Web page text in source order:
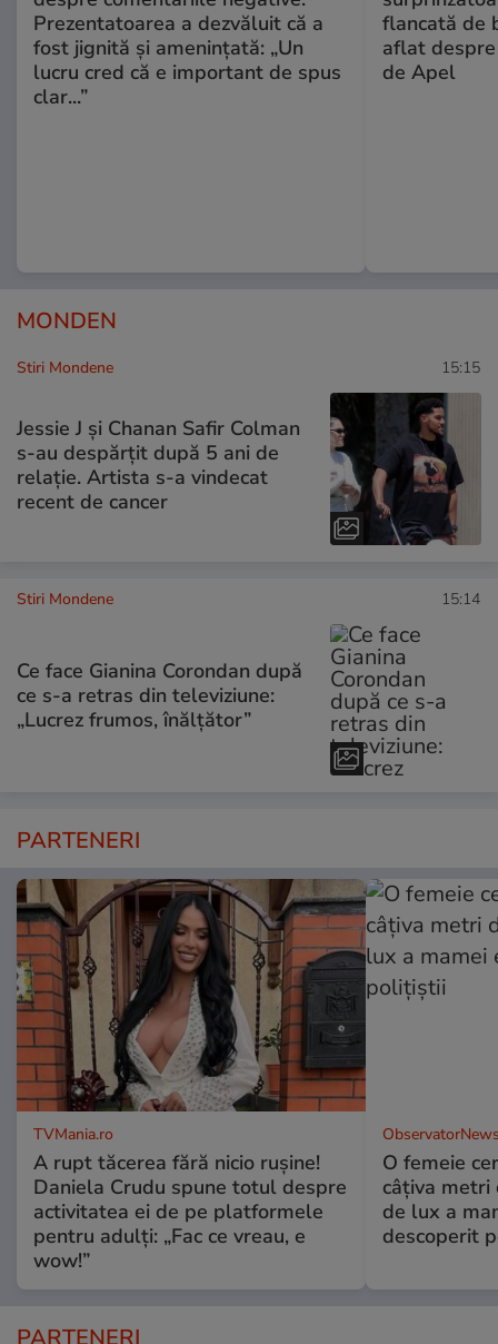
Prezentatoarea a dezvăluit că a
fost jignită și amenințată: „Un
lucru cred că e important de spus
clar...”
flancată de
aflat
de Apel
MONDEN
Stiri Mondene 15:15
Jessie J și Chanan Safir Colman
s-au despărțit după 5 ani de
relație. Artista s-a vindecat
recent de cancer
Stiri Mondene 15:14
Ce face Gianina Corondan după
ce s-a retras din televiziune:
„Lucrez frumos, înălțător”
PARTENERI
TVMania.ro
A rupt tăcerea fără nicio rușine!
Daniela Crudu spune totul despre
activitatea ei de pe platformele
pentru adulți: „Fac ce vreau, e
wow!”
O femeie
câţiva metri
de lux a
descoperit
PARTENERI